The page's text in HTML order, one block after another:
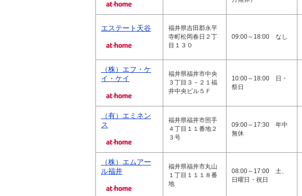
エステート天谷
福井県吉田郡永平
寺町松岡春日２丁
目１３０
09:00～18:00 なし
（株）エフ・ケ
イ・ケイ
福井県福井市中央
３丁目３－２１福
井中央ビル５Ｆ
10:00～18:00 日・
祭日
（有）エミネン
ス
福井県福井市照手
４丁目１１番地２
３号
09:00～17:30 年中
無休
（株）エムアー
ル福井
福井県福井市丸山
１丁目１１１８番
地
08:00～17:00 土、
日曜日・祝日